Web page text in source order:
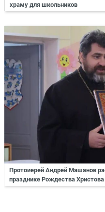
храму для школьников
Протоиерей Андрей Машанов
празднике Рождества Христова